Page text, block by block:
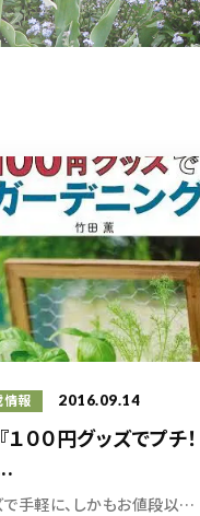
情報 2016.09.14
００円グッズでプチ！
100円グッズで手軽に、しかもお値段以上にオシャ...